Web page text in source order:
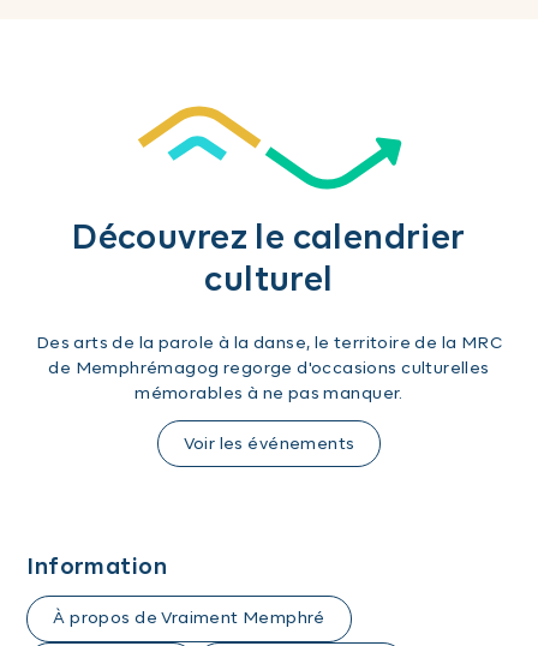
Découvrez le calendrier
culturel
Des arts de la parole à la danse, le territoire de la MRC
de Memphrémagog regorge d'occasions culturelles
mémorables à ne pas manquer.
Voir les événements
Information
À propos de Vraiment Memphré